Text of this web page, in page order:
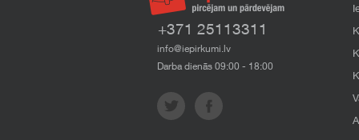
+371 25113311
info@iepirkumi.lv
Darba dienās 09:00 - 18:00